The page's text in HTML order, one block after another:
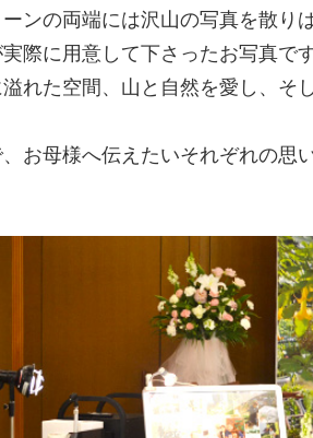
ンの両端には沢山の写真を散り
際に用意して下さったお写真です
れた空間、山と自然を愛し、そ
お母様へ伝えたいそれぞれの思